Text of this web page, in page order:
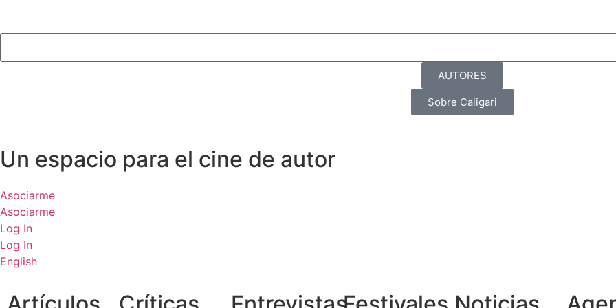
AUTORES
Sobre Caligari
Un espacio para el cine de autor
Asociarme
Asociarme
Log In
Log In
English